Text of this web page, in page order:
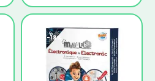
-18%